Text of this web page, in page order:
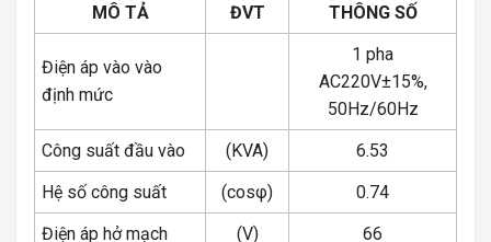
MÔ TẢ ĐVT THÔNG SỐ
Điện áp vào vào
định mức
1 pha
AC220V±15%,
50Hz/60Hz
Công suất đầu vào
(KVA)
6.53
Hệ số công suất
(cosφ)
0.74
Điện áp hở mạch
(V)
66